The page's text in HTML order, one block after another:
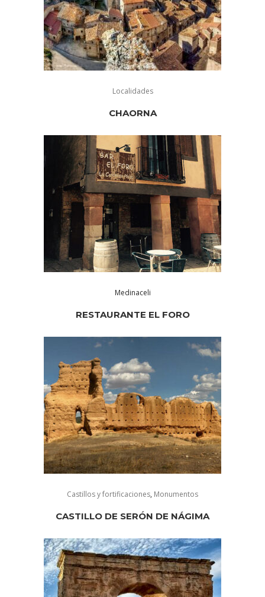
Localidades
CHAORNA
Medinaceli
RESTAURANTE EL FORO
Castillos y fortificaciones, Monumentos
CASTILLO DE SERÓN DE NÁGIMA